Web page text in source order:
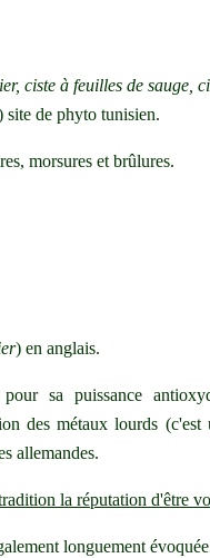
ciste à feuilles de sauge,
de phyto tunisien.
morsures et brûlures.
) en anglais.
sa puissance
des métaux lourds
allemandes.
la réputation d'être
longuement